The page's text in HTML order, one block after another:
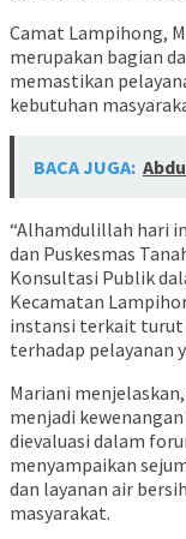
Camat Lampihong,
merupakan bagian
memastikan
kebutuhan
BACA JUGA:
“Alhamdulillah hari
dan Puskesmas
Konsultasi Publik
Kecamatan
instansi terkait turut
terhadap pelayanan
Mariani
menjadi
dievaluasi dalam
menyampaikan
dan layanan air
masyarakat.